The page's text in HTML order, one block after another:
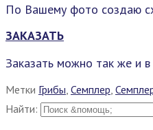
По Вашему фото создаю
ЗАКАЗАТЬ
Заказать можно так же и
Метки Грибы Семплер
Найти: